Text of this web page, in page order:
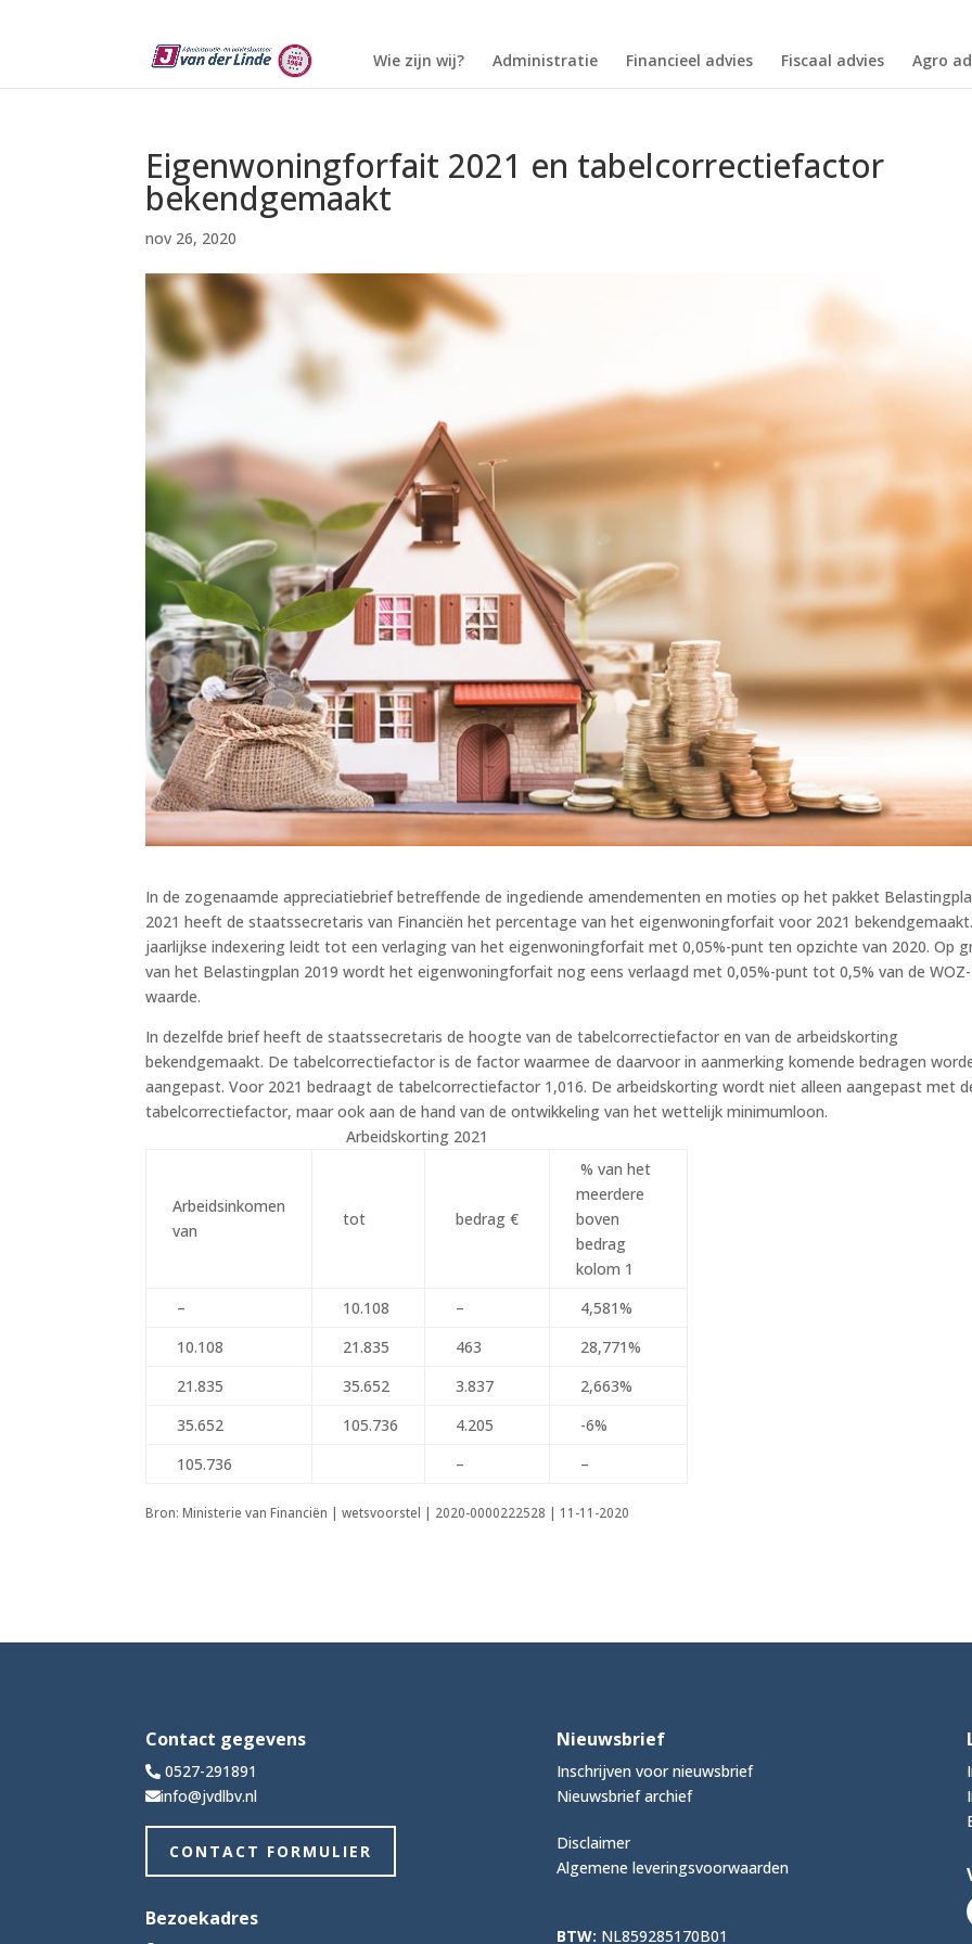
Wie zijn wij? Administratie Financieel advies Fiscaal advies Agro
Eigenwoningforfait 2021 en tabelcorrectiefactor
bekendgemaakt
nov 26, 2020
In de zogenaamde appreciatiebrief betreffende de ingediende amendementen en moties op het pakket
2021 heeft de staatssecretaris van Financiën het percentage van het eigenwoningforfait voor 2021
jaarlijkse indexering leidt tot een verlaging van het eigenwoningforfait met 0,05%-punt ten opzichte van 2020. Op
van het Belastingplan 2019 wordt het eigenwoningforfait nog eens verlaagd met 0,05%-punt tot 0,5% van de WOZ-
waarde.
In dezelfde brief heeft de staatssecretaris de hoogte van de tabelcorrectiefactor en van de arbeidskorting
bekendgemaakt. De tabelcorrectiefactor is de factor waarmee de daarvoor in aanmerking komende bedragen
aangepast. Voor 2021 bedraagt de tabelcorrectiefactor 1,016. De arbeidskorting wordt niet alleen aangepast met
tabelcorrectiefactor, maar ook aan de hand van de ontwikkeling van het wettelijk minimumloon.
Arbeidskorting 2021
Arbeidsinkomen
van
tot bedrag €
% van het
meerdere
boven
bedrag
kolom 1
–
10.108 –
4,581%
10.108
21.835 463
28,771%
21.835
35.652 3.837
2,663%
35.652
105.736 4.205
-6%
105.736
– –
Bron: Ministerie van Financiën | wetsvoorstel | 2020-0000222528 | 11-11-2020
Contact gegevens
0527-291891
info@jvdlbv.nl
CONTACT FORMULIER
Bezoekadres
Nieuwsbrief
Inschrijven voor nieuwsbrief
Nieuwsbrief archief
Disclaimer
Algemene leveringsvoorwaarden
BTW: NL859285170B01